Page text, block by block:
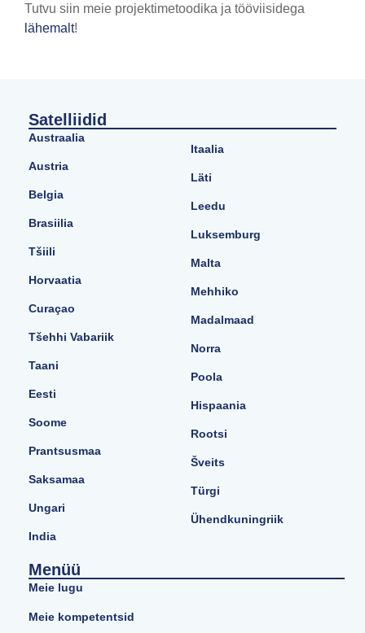
Tutvu siin meie projektimetoodika ja tööviisidega
lähemalt!
Satelliidid
Austraalia
Austria
Belgia
Brasiilia
Tšiili
Horvaatia
Curaçao
Tšehhi Vabariik
Taani
Eesti
Soome
Prantsusmaa
Saksamaa
Ungari
India
Itaalia
Läti
Leedu
Luksemburg
Malta
Mehhiko
Madalmaad
Norra
Poola
Hispaania
Rootsi
Šveits
Türgi
Ühendkuningriik
Menüü
Meie lugu
Meie kompetentsid